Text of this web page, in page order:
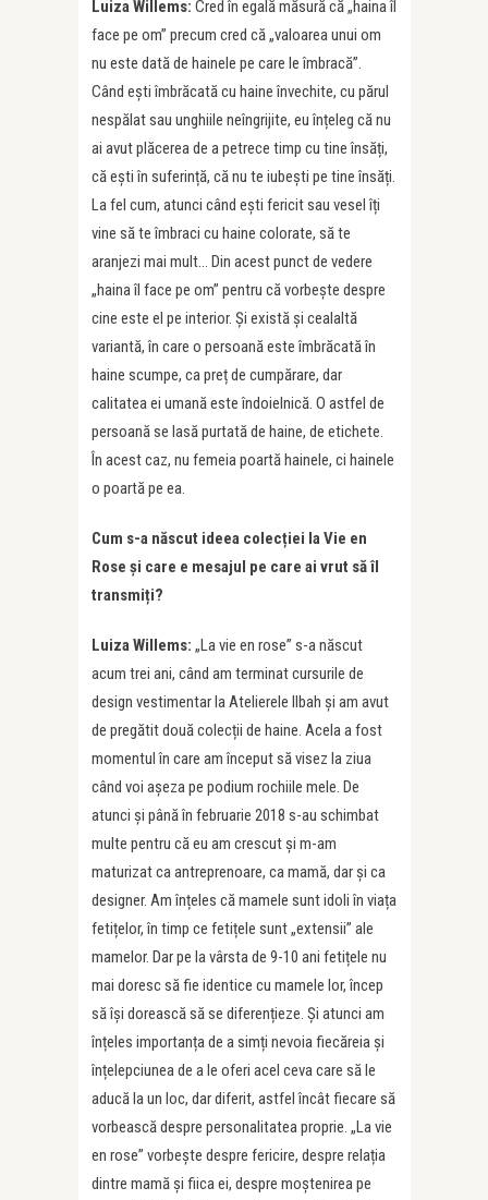
Luiza Willems: Cred în egală măsură că „haina îl
face pe om” precum cred că „valoarea unui om
nu este dată de hainele pe care le îmbracă”.
Când ești îmbrăcată cu haine învechite, cu părul
nespălat sau unghiile neîngrijite, eu înțeleg că nu
ai avut plăcerea de a petrece timp cu tine însăți,
că ești în suferință, că nu te iubești pe tine însăți.
La fel cum, atunci când ești fericit sau vesel îți
vine să te îmbraci cu haine colorate, să te
aranjezi mai mult… Din acest punct de vedere
„haina îl face pe om” pentru că vorbește despre
cine este el pe interior. Și există și cealaltă
variantă, în care o persoană este îmbrăcată în
haine scumpe, ca preț de cumpărare, dar
calitatea ei umană este îndoielnică. O astfel de
persoană se lasă purtată de haine, de etichete.
În acest caz, nu femeia poartă hainele, ci hainele
o poartă pe ea.
Cum s-a născut ideea colecției la Vie en
Rose și care e mesajul pe care ai vrut să îl
transmiți?
Luiza Willems: „La vie en rose” s-a născut
acum trei ani, când am terminat cursurile de
design vestimentar la Atelierele Ilbah și am avut
de pregătit două colecții de haine. Acela a fost
momentul în care am început să visez la ziua
când voi așeza pe podium rochiile mele. De
atunci și până în februarie 2018 s-au schimbat
multe pentru că eu am crescut și m-am
maturizat ca antreprenoare, ca mamă, dar și ca
designer. Am înțeles că mamele sunt idoli în viața
fetițelor, în timp ce fetițele sunt „extensii” ale
mamelor. Dar pe la vârsta de 9-10 ani fetițele nu
mai doresc să fie identice cu mamele lor, încep
să își dorească să se diferențieze. Și atunci am
înțeles importanța de a simți nevoia fiecăreia și
înțelepciunea de a le oferi acel ceva care să le
aducă la un loc, dar diferit, astfel încât fiecare să
vorbească despre personalitatea proprie. „La vie
en rose” vorbește despre fericire, despre relația
dintre mamă și fiica ei, despre moștenirea pe